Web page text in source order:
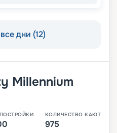
дни (12)
Millennium
КОЛИЧЕСТВО КАЮТ
975